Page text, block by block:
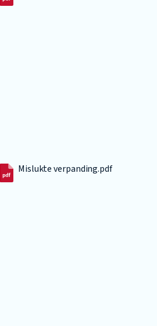
Mislukte verpanding.pdf